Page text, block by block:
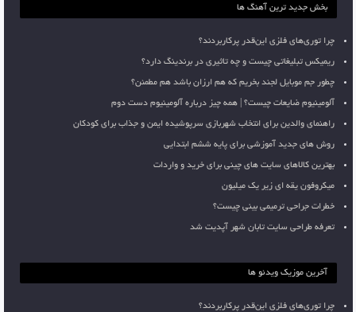
بخش جدید ترین آهنگ ها
چرا توری‌های فلزی این‌قدر پرکاربردند؟
ریمیکس تبلیغاتی چیست و چه تاثیری در برندینگ دارد؟
چطور جم موبایل لجند بخریم که هم ارزان باشد هم مطمئن؟
آلومینیوم ضایعات چیست؟ | همه چیز درباره آلومینیوم دست دوم
راهنمای والدین برای انتخاب شهربازی سرپوشیده ایمن و جذاب برای کودکان
روش های جدید آموزشی برای پایه ششم ابتدایی
بهترین کالاهای سایت های چینی برای خرید و واردات
میکروفون یقه ای زیر یک میلیون
خطرات جراحی ترمیمی بینی چیست؟
تعرفه طراحی سایت تابان شهر آپدیت شد
آخرین موزیک ویدئو ها
چرا توری‌های فلزی این‌قدر پرکاربردند؟